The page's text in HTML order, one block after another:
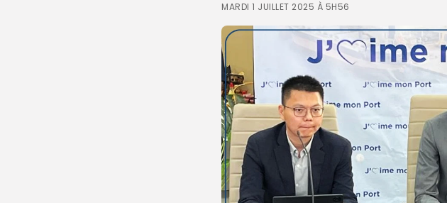
CULTURE
SPORT
ENVIRONNEMENT
INTERNATIONAL
AGENDA
SANTE
MARDI 1 JUILLET 2025 À 5H56